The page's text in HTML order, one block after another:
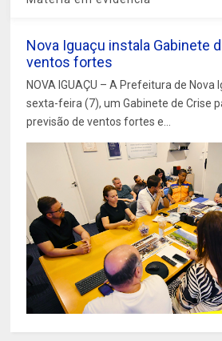
Nova Iguaçu instala Gabinete
ventos fortes
NOVA IGUAÇU – A Prefeitura de Nova
sexta-feira (7), um Gabinete de Crise
previsão de ventos fortes e...